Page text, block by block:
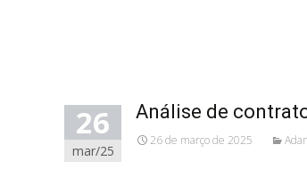
26
mar/25
Análise de
26 de março de 2025